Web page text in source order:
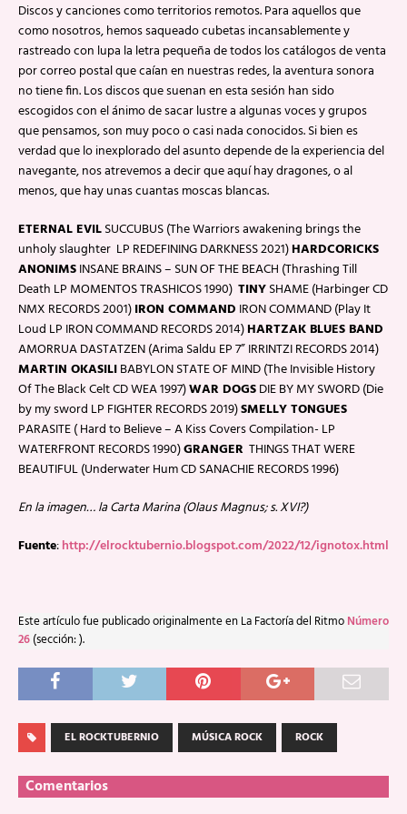
Discos y canciones como territorios remotos. Para aquellos que
como nosotros, hemos saqueado cubetas incansablemente y
rastreado con lupa la letra pequeña de todos los catálogos de venta
por correo postal que caían en nuestras redes, la aventura sonora
no tiene fin. Los discos que suenan en esta sesión han sido
escogidos con el ánimo de sacar lustre a algunas voces y grupos
que pensamos, son muy poco o casi nada conocidos. Si bien es
verdad que lo inexplorado del asunto depende de la experiencia del
navegante, nos atrevemos a decir que aquí hay dragones, o al
menos, que hay unas cuantas moscas blancas.
ETERNAL EVILSUCCUBUS (The Warriors awakening brings the
unholy slaughter LP REDEFINING DARKNESS 2021)HARDCORICKS
ANONIMSINSANE BRAINS – SUN OF THE BEACH (Thrashing Till
Death LP MOMENTOS TRASHICOS 1990) TINYSHAME (Harbinger CD
NMX RECORDS 2001)IRON COMMAND IRON COMMAND (Play It
Loud LP IRON COMMAND RECORDS 2014)HARTZAK BLUES BAND
AMORRUA DASTATZEN (Arima Saldu EP 7” IRRINTZI RECORDS 2014)
MARTIN OKASILIBABYLON STATE OF MIND (The Invisible History
Of The Black Celt CD WEA 1997)WAR DOGSDIE BY MY SWORD (Die
by my sword LP FIGHTER RECORDS 2019)SMELLY TONGUES
PARASITE ( Hard to Believe – A Kiss Covers Compilation- LP
WATERFRONT RECORDS 1990)GRANGER THINGS THAT WERE
BEAUTIFUL (Underwater Hum CD SANACHIE RECORDS 1996)
En la imagen… la Carta Marina (Olaus Magnus; s. XVI?)
Fuente:http://elrocktubernio.blogspot.com/2022/12/ignotox.html
Este artículo fue publicado originalmente en La Factoría del Ritmo Número
26 (sección: ).
EL ROCKTUBERNIO MÚSICA ROCK ROCK
Comentarios